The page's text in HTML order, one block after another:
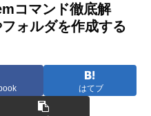
コマンド徹底解
ォルダを作成する
はてブ